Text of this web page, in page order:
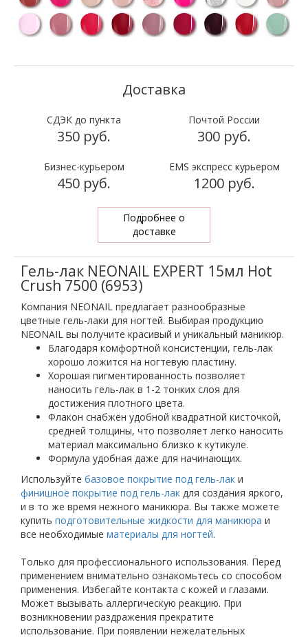
СДЭК до пункта
350 руб.
Почтой России
300 руб.
Бизнес-курьером
450 руб.
EMS экспресс курьером
1200 руб.
Подробнее о
доставке
Гель-лак NEONAIL EXPERT 15мл Hot
Crush 7500 (6953)
Компания NEONAIL предлагает разнообразные
цветные гель-лаки для ногтей. Выбирая продукцию
NEONAIL вы получите красивый и уникальный маникюр.
Благодаря комфортной консистенции, гель-лак
хорошо ложится на ногтевую пластину.
Хорошая пигментированность позволяет
наносить гель-лак в 1-2 тонких слоя для
достижения плотного цвета.
Флакон снабжён удобной квадратной кисточкой,
средней толщины, что позволяет легко наносить
материал максимально близко к кутикуле.
Формула удобная даже для начинающих.
Используйте базовое покрытие под гель-лак и
финишное покрытие под гель-лак для создания яркого,
и в то же время нежного маникюра. Вы также можете
купить подготовительные жидкости для маникюра и
все необходимые материалы для ногтей.
Только для профессионального использования. Перед
применением внимательно ознакомьтесь со способом
применения. Избегайте контакта с кожей и глазами.
Может вызывать аллергическую реакцию. При
возникновении раздражения прекратите
использование. При появлении нежелательных